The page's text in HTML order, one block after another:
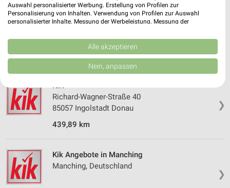
Kik Angebote in Ingolstadt Donau
440,90 km
❯
KiK
Richard-Wagner-Straße 40
85057 Ingolstadt Donau
439,89 km
❯
Kik Angebote in Manching
Manching, Deutschland
Auswahl personalisierter Werbung. Erstellung von Profilen zur
Personalisierung von Inhalten. Verwendung von Profilen zur Auswahl
personalisierter Inhalte. Messung der Werbeleistung. Messung der
Kombinationen von Daten aus verschiedenen Quellen. Entwicklung und
Verbesserung der Angebote. Verwendung reduzierter Daten zur Auswahl
von Inhalten.
Daten können außerhalb der Europäischen Union weitergegeben und in die
Website/App.
Partnerliste anzeigen (1 IAB-Anbieter)
Wir nutzen Ihre Daten für folgende Zwecke:
IAB-Verarbeitungszwecke:
auf einem Endgerät
Verwendung reduzierter Daten zur Auswahl von
Werbeanzeigen
Alle akzeptieren
Nein, anpassen